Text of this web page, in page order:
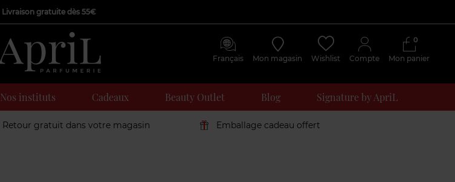
Livraison gratuite dès 55€
Français Mon magasin Wishlist Compte Mon panier
0
Nos instituts Cadeaux Beauty Outlet Blog Signature by ApriL
Retour gratuit dans votre magasin Emballage cadeau offert